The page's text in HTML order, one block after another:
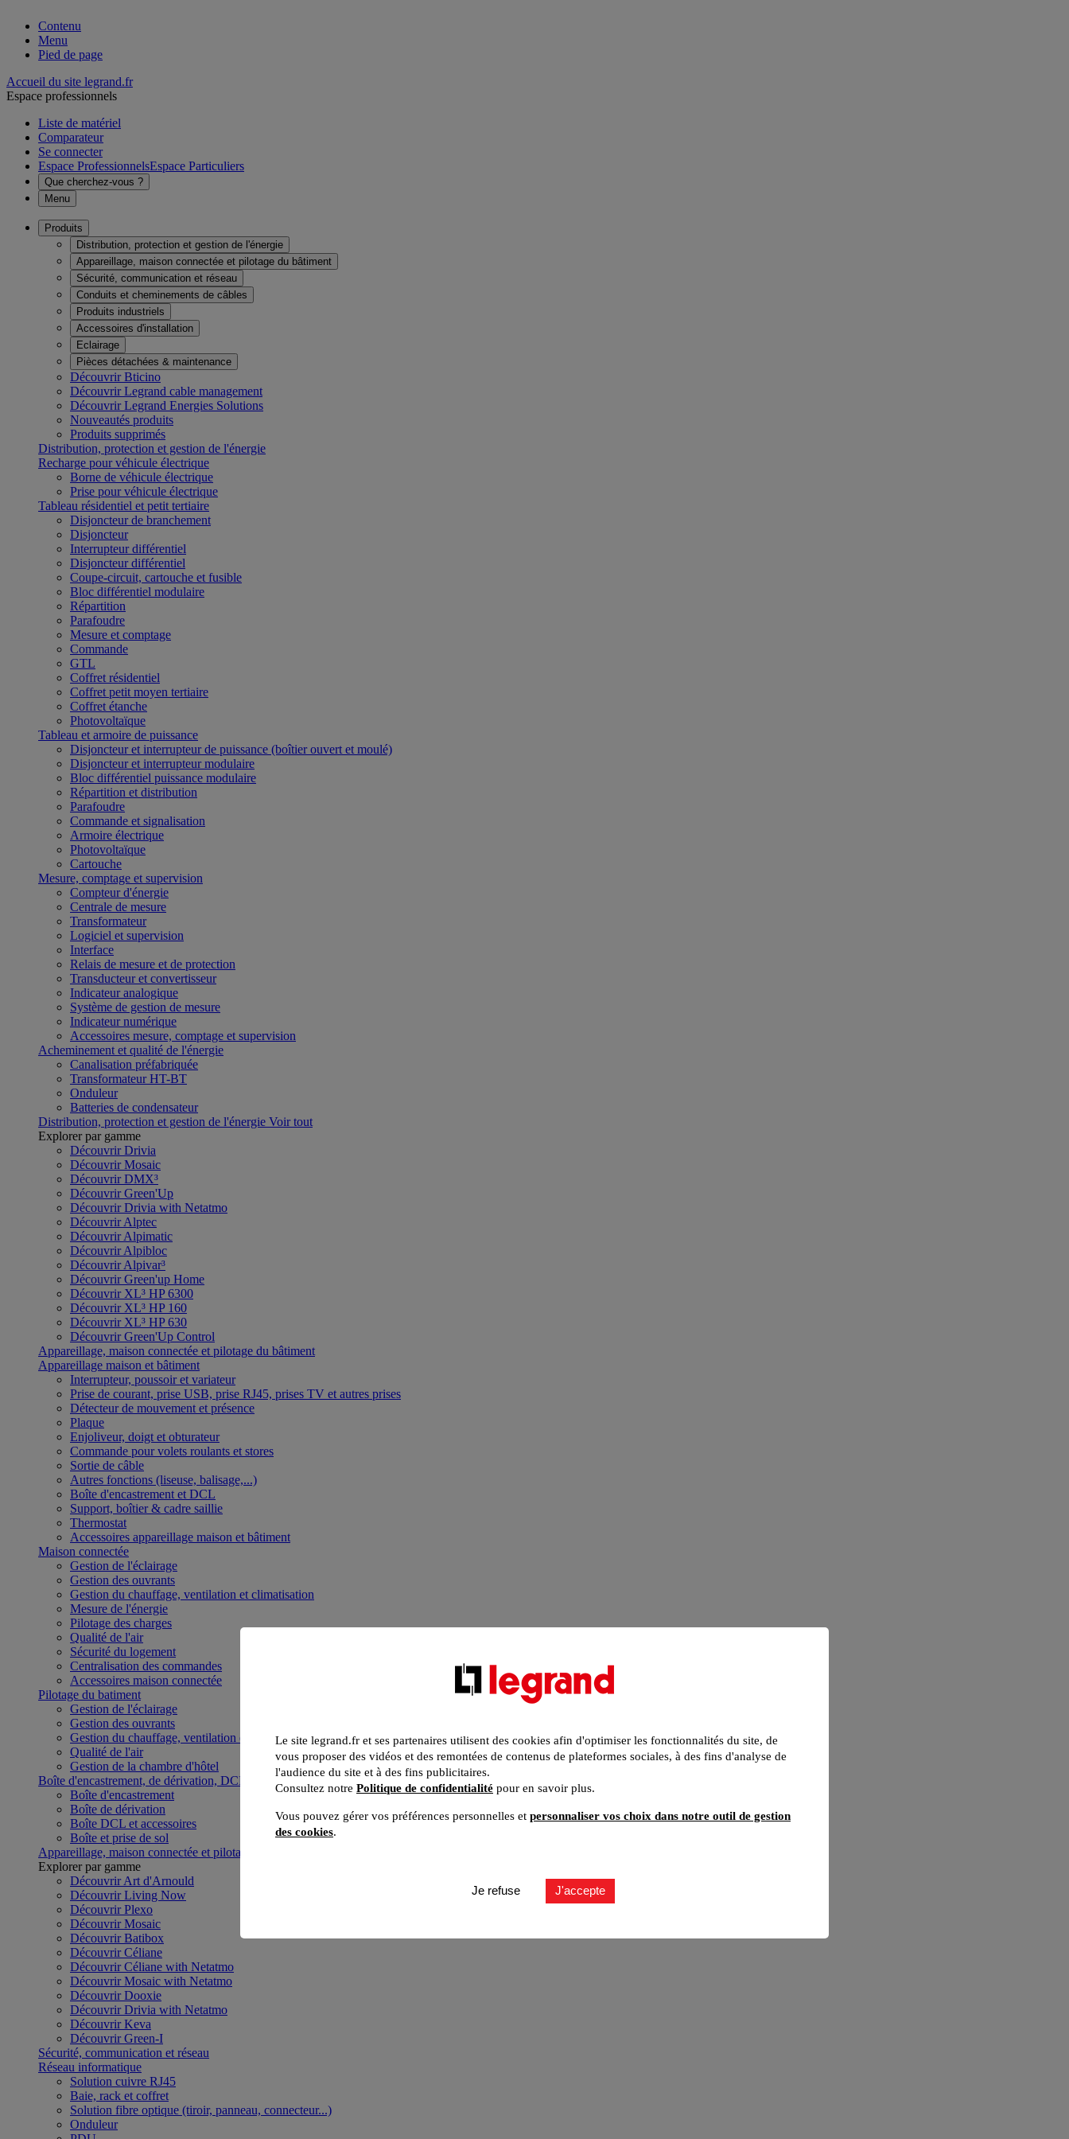
Contenu
Menu
Pied de page
Accueil du site legrand.fr
Espace professionnels
Liste de matériel
Comparateur
Se connecter
Espace ProfessionnelsEspace Particuliers
Que cherchez-vous ?
Menu
Produits
Distribution, protection et gestion de l'énergie
Appareillage, maison connectée et pilotage du bâtiment
Sécurité, communication et réseau
Conduits et cheminements de câbles
Produits industriels
Accessoires d'installation
Eclairage
Pièces détachées & maintenance
Découvrir Bticino
Découvrir Legrand cable management
Découvrir Legrand Energies Solutions
Nouveautés produits
Produits supprimés
Distribution, protection et gestion de l'énergie
Recharge pour véhicule électrique
Borne de véhicule électrique
Prise pour véhicule électrique
Tableau résidentiel et petit tertiaire
Disjoncteur de branchement
Disjoncteur
Interrupteur différentiel
Disjoncteur différentiel
Coupe-circuit, cartouche et fusible
Bloc différentiel modulaire
Répartition
Parafoudre
Mesure et comptage
Commande
GTL
Coffret résidentiel
Coffret petit moyen tertiaire
Coffret étanche
Photovoltaïque
Tableau et armoire de puissance
Disjoncteur et interrupteur de puissance (boîtier ouvert et moulé)
Disjoncteur et interrupteur modulaire
Bloc différentiel puissance modulaire
Répartition et distribution
Parafoudre
Commande et signalisation
Armoire électrique
Photovoltaïque
Cartouche
Mesure, comptage et supervision
Compteur d'énergie
Centrale de mesure
Transformateur
Logiciel et supervision
Interface
Relais de mesure et de protection
Transducteur et convertisseur
Indicateur analogique
Système de gestion de mesure
Indicateur numérique
Accessoires mesure, comptage et supervision
Acheminement et qualité de l'énergie
Canalisation préfabriquée
Transformateur HT-BT
Onduleur
Batteries de condensateur
Distribution, protection et gestion de l'énergie Voir tout
Explorer par gamme
Découvrir Drivia
Découvrir Mosaic
Découvrir DMX³
Découvrir Green'Up
Découvrir Drivia with Netatmo
Découvrir Alptec
Découvrir Alpimatic
Découvrir Alpibloc
Découvrir Alpivar³
Découvrir Green'up Home
Découvrir XL³ HP 6300
Découvrir XL³ HP 160
Découvrir XL³ HP 630
Découvrir Green'Up Control
Appareillage, maison connectée et pilotage du bâtiment
Appareillage maison et bâtiment
Interrupteur, poussoir et variateur
Prise de courant, prise USB, prise RJ45, prises TV et autres prises
Détecteur de mouvement et présence
Plaque
Enjoliveur, doigt et obturateur
Commande pour volets roulants et stores
Sortie de câble
Autres fonctions (liseuse, balisage,...)
Boîte d'encastrement et DCL
Support, boîtier & cadre saillie
Thermostat
Accessoires appareillage maison et bâtiment
Maison connectée
Gestion de l'éclairage
Gestion des ouvrants
Gestion du chauffage, ventilation et climatisation
Mesure de l'énergie
Pilotage des charges
Qualité de l'air
Sécurité du logement
Centralisation des commandes
Accessoires maison connectée
Pilotage du batiment
Gestion de l'éclairage
Gestion des ouvrants
Gestion du chauffage, ventilation et climatisation
Qualité de l'air
Gestion de la chambre d'hôtel
Boîte d'encastrement, de dérivation, DCL et boîte de sol
Boîte d'encastrement
Boîte de dérivation
Boîte DCL et accessoires
Boîte et prise de sol
Appareillage, maison connectée et pilotage du bâtiment
Explorer par gamme
Découvrir Art d'Arnould
Découvrir Living Now
Découvrir Plexo
Découvrir Mosaic
Découvrir Batibox
Découvrir Céliane
Découvrir Céliane with Netatmo
Découvrir Mosaic with Netatmo
Découvrir Dooxie
Découvrir Drivia with Netatmo
Découvrir Keva
Découvrir Green-I
Sécurité, communication et réseau
Réseau informatique
Solution cuivre RJ45
Baie, rack et coffret
Solution fibre optique (tiroir, panneau, connecteur...)
Onduleur
Le site legrand.fr et ses partenaires utilisent des cookies afin d'optimiser les fonctionnalités du site, de
vous proposer des vidéos et des remontées de contenus de plateformes sociales, à des fins d'analyse de
l'audience du site et à des fins publicitaires.
Consultez notre Politique de confidentialité pour en savoir plus.
Vous pouvez gérer vos préférences personnelles et personnaliser vos choix dans notre outil de gestion
des cookies.
Je refuse J'accepte